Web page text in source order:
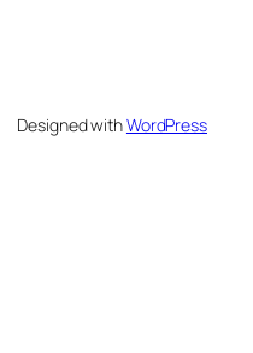
Designed withWordPress